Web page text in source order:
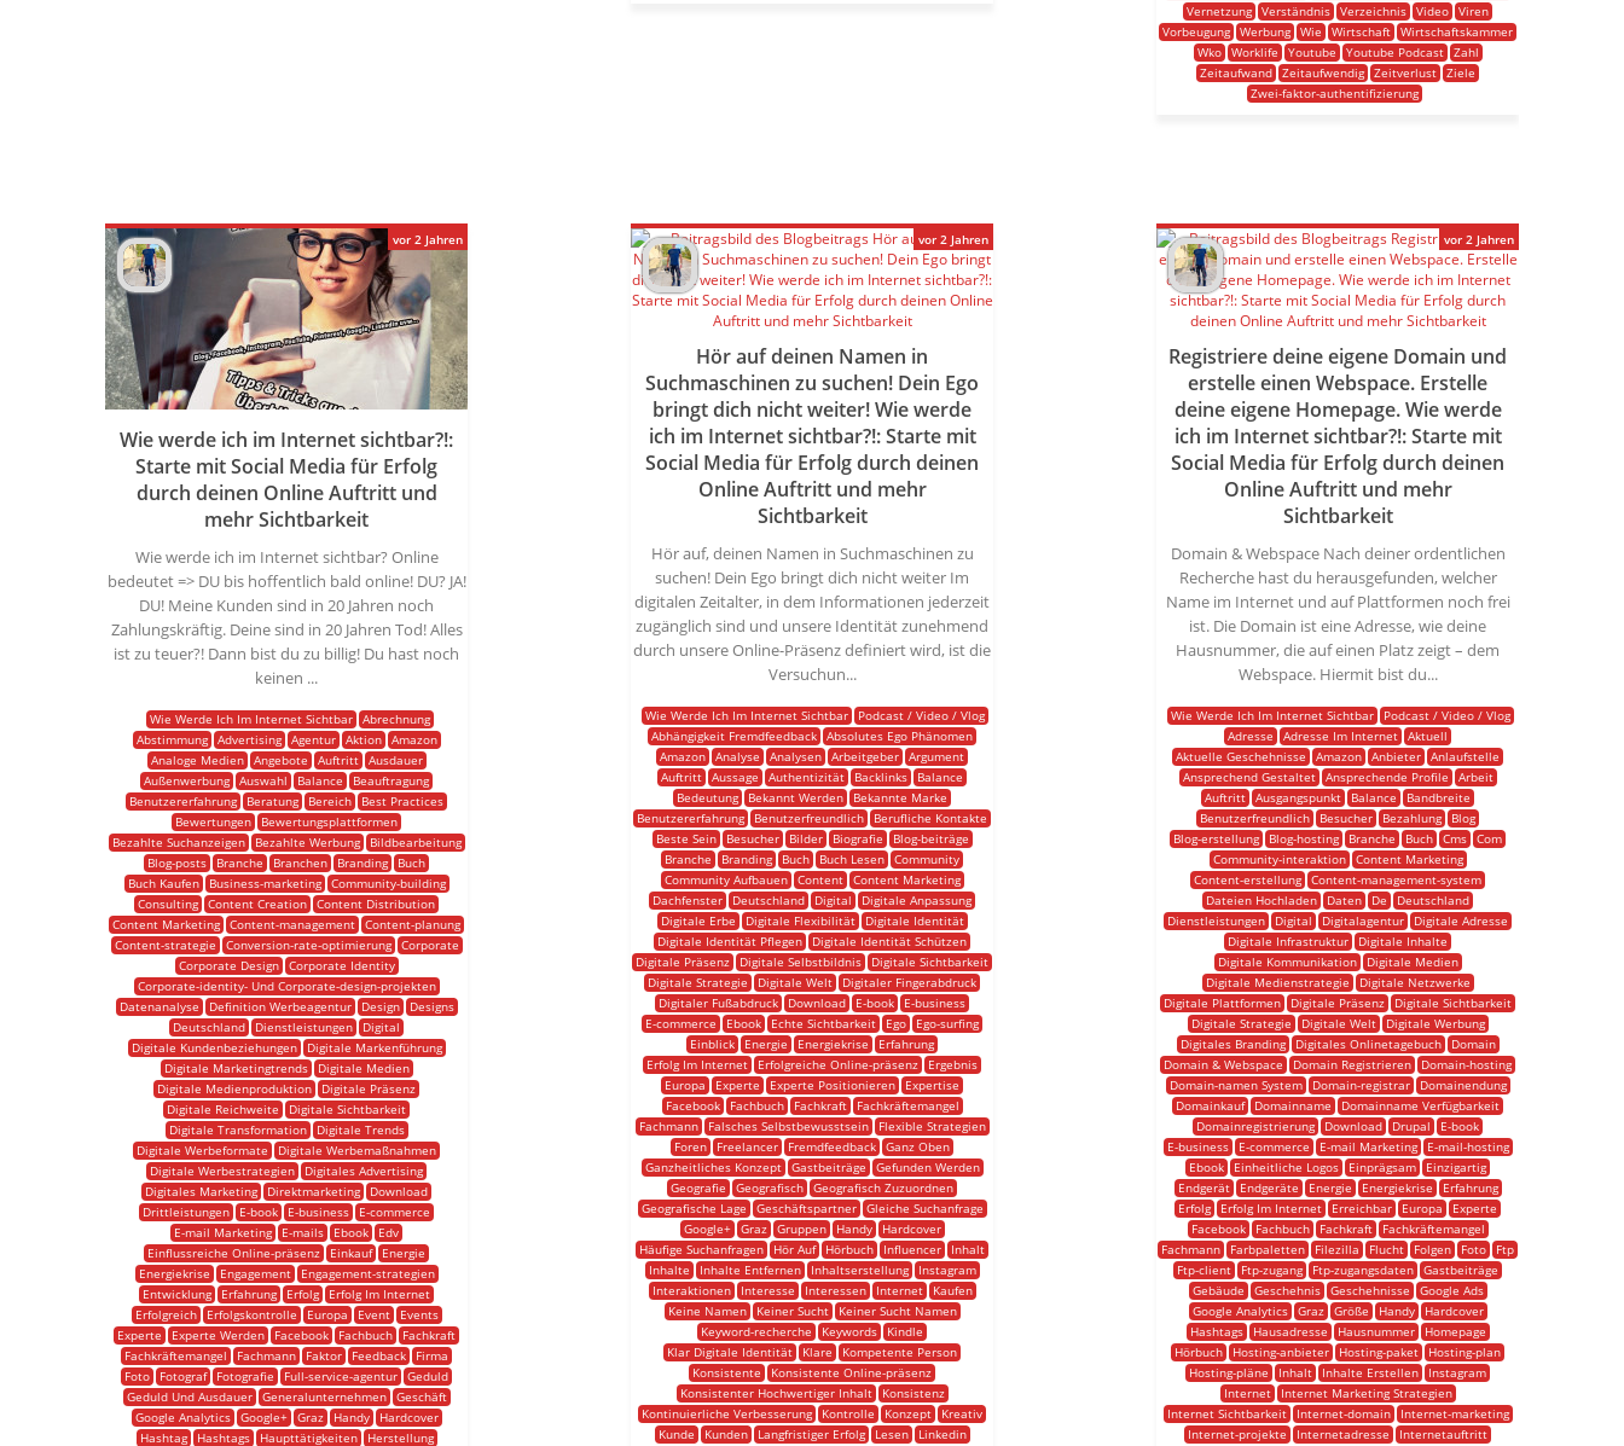
Vernetzung Verständnis Verzeichnis Video Viren
Vorbeugung Werbung Wie Wirtschaft Wirtschaftskammer
Wko
Worklife Youtube Youtube Podcast
Zahl
Zeitaufwand Zeitaufwendig Zeitverlust Ziele
Zwei-faktor-authentifizierung
Wie werde ich im Internet sichtbar?!:
Starte mit Social Media für Erfolg
durch deinen Online Auftritt und
mehr Sichtbarkeit
Wie werde ich im Internet sichtbar? Online
bedeutet => DU bis hoffentlich bald online! DU? JA!
DU! Meine Kunden sind in 20 Jahren noch
Zahlungskräftig. Deine sind in 20 Jahren Tod! Alles
ist zu teuer?! Dann bist du zu billig! Du hast noch
keinen ...
Wie Werde Ich Im Internet Sichtbar
Abrechnung
Abstimmung
Advertising Agentur Aktion
Amazon
Analoge Medien
Angebote Auftritt
Ausdauer
Außenwerbung Auswahl Balance
Beauftragung
Benutzererfahrung
Beratung Bereich
Best Practices
Bewertungen
Bewertungsplattformen
Bezahlte Suchanzeigen
Bezahlte Werbung
Bildbearbeitung
Blog-posts
Branche Branchen Branding
Buch
Buch Kaufen
Business-marketing
Community-building
Consulting Content Creation Content Distribution
Content Marketing Content-management Content-planung
Content-strategie
Conversion-rate-optimierung
Corporate
Corporate Design
Corporate Identity
Corporate-identity- Und Corporate-design-projekten
Datenanalyse
Definition Werbeagentur Design
Designs
Deutschland
Dienstleistungen
Digital
Digitale Kundenbeziehungen
Digitale Markenführung
Digitale Marketingtrends
Digitale Medien
Digitale Medienproduktion
Digitale Präsenz
Digitale Reichweite
Digitale Sichtbarkeit
Digitale Transformation
Digitale Trends
Digitale Werbeformate
Digitale Werbemaßnahmen
Digitale Werbestrategien
Digitales Advertising
Digitales Marketing
Direktmarketing
Download
Drittleistungen
E-book E-business
E-commerce
E-mail Marketing
E-mails Ebook
Edv
Einflussreiche Online-präsenz
Einkauf
Energie
Energiekrise
Engagement
Engagement-strategien
Entwicklung
Erfahrung Erfolg
Erfolg Im Internet
Erfolgreich
Erfolgskontrolle Europa Event
Events
Experte
Experte Werden Facebook Fachbuch
Fachkraft
Fachkräftemangel
Fachmann Faktor Feedback
Firma
Foto
Fotograf Fotografie Full-service-agentur Geduld
Geduld Und Ausdauer
Generalunternehmen
Geschäft
Google Analytics
Google+ Graz Handy
Hardcover
Hashtag
Hashtags Haupttätigkeiten Herstellung
vor 2 Jahren
Hör auf deinen Namen in
Suchmaschinen zu suchen! Dein Ego
bringt dich nicht weiter! Wie werde
ich im Internet sichtbar?!: Starte mit
Social Media für Erfolg durch deinen
Online Auftritt und mehr
Sichtbarkeit
Hör auf, deinen Namen in Suchmaschinen zu
suchen! Dein Ego bringt dich nicht weiter Im
digitalen Zeitalter, in dem Informationen jederzeit
zugänglich sind und unsere Identität zunehmend
durch unsere Online-Präsenz definiert wird, ist die
Versuchun...
Wie Werde Ich Im Internet Sichtbar
Podcast / Video / Vlog
Abhängigkeit Fremdfeedback Absolutes Ego Phänomen
Amazon Analyse Analysen Arbeitgeber Argument
Auftritt Aussage Authentizität Backlinks
Balance
Bedeutung
Bekannt Werden
Bekannte Marke
Benutzererfahrung
Benutzerfreundlich
Berufliche Kontakte
Beste Sein
Besucher Bilder Biografie
Blog-beiträge
Branche
Branding Buch Buch Lesen Community
Community Aufbauen
Content
Content Marketing
Dachfenster
Deutschland Digital
Digitale Anpassung
Digitale Erbe
Digitale Flexibilität
Digitale Identität
Digitale Identität Pflegen
Digitale Identität Schützen
Digitale Präsenz
Digitale Selbstbildnis
Digitale Sichtbarkeit
Digitale Strategie
Digitale Welt
Digitaler Fingerabdruck
Digitaler Fußabdruck
Download E-book
E-business
E-commerce
Ebook Echte Sichtbarkeit Ego
Ego-surfing
Einblick
Energie Energiekrise
Erfahrung
Erfolg Im Internet
Erfolgreiche Online-präsenz
Ergebnis
Europa
Experte Experte Positionieren
Expertise
Facebook
Fachbuch Fachkraft
Fachkräftemangel
Fachmann
Falsches Selbstbewusstsein
Flexible Strategien
Foren
Freelancer Fremdfeedback Ganz Oben
Ganzheitliches Konzept
Gastbeiträge
Gefunden Werden
Geografie
Geografisch Geografisch Zuzuordnen
Geografische Lage
Geschäftspartner
Gleiche Suchanfrage
Google+
Graz Gruppen Handy
Hardcover
Häufige Suchanfragen
Hör Auf Hörbuch Influencer
Inhalt
Inhalte
Inhalte Entfernen Inhaltserstellung
Instagram
Interaktionen
Interesse Interessen Internet
Kaufen
Keine Namen
Keiner Sucht
Keiner Sucht Namen
Keyword-recherche
Keywords
Kindle
Klar Digitale Identität
Klare
Kompetente Person
Konsistente
Konsistente Online-präsenz
Konsistenter Hochwertiger Inhalt
Konsistenz
Kontinuierliche Verbesserung
Kontrolle Konzept
Kreativ
Kunde
Kunden Langfristiger Erfolg Lesen Linkedin
vor 2 Jahren
Registriere deine eigene Domain und
erstelle einen Webspace. Erstelle
deine eigene Homepage. Wie werde
ich im Internet sichtbar?!: Starte mit
Social Media für Erfolg durch deinen
Online Auftritt und mehr
Sichtbarkeit
Domain & Webspace Nach deiner ordentlichen
Recherche hast du herausgefunden, welcher
Name im Internet und auf Plattformen noch frei
ist. Die Domain ist eine Adresse, wie deine
Hausnummer, die auf einen Platz zeigt – dem
Webspace. Hiermit bist du...
Wie Werde Ich Im Internet Sichtbar
Podcast / Video / Vlog
Adresse
Adresse Im Internet Aktuell
Aktuelle Geschehnisse
Amazon Anbieter Anlaufstelle
Ansprechend Gestaltet
Ansprechende Profile
Arbeit
Auftritt Ausgangspunkt Balance
Bandbreite
Benutzerfreundlich
Besucher Bezahlung
Blog
Blog-erstellung
Blog-hosting Branche Buch Cms Com
Community-interaktion
Content Marketing
Content-erstellung Content-management-system
Dateien Hochladen
Daten De
Deutschland
Dienstleistungen
Digital Digitalagentur
Digitale Adresse
Digitale Infrastruktur
Digitale Inhalte
Digitale Kommunikation
Digitale Medien
Digitale Medienstrategie
Digitale Netzwerke
Digitale Plattformen
Digitale Präsenz
Digitale Sichtbarkeit
Digitale Strategie
Digitale Welt
Digitale Werbung
Digitales Branding
Digitales Onlinetagebuch
Domain
Domain & Webspace
Domain Registrieren
Domain-hosting
Domain-namen System
Domain-registrar
Domainendung
Domainkauf
Domainname
Domainname Verfügbarkeit
Domainregistrierung
Download Drupal
E-book
E-business
E-commerce E-mail Marketing
E-mail-hosting
Ebook
Einheitliche Logos Einprägsam
Einzigartig
Endgerät
Endgeräte Energie Energiekrise
Erfahrung
Erfolg
Erfolg Im Internet Erreichbar Europa
Experte
Facebook
Fachbuch Fachkraft
Fachkräftemangel
Fachmann
Farbpaletten Filezilla Flucht Folgen Foto
Ftp
Ftp-client
Ftp-zugang Ftp-zugangsdaten Gastbeiträge
Gebäude
Geschehnis Geschehnisse
Google Ads
Google Analytics
Graz Größe Handy
Hardcover
Hashtags
Hausadresse Hausnummer
Homepage
Hörbuch
Hosting-anbieter Hosting-paket
Hosting-plan
Hosting-pläne
Inhalt Inhalte Erstellen
Instagram
Internet
Internet Marketing Strategien
Internet Sichtbarkeit
Internet-domain
Internet-marketing
Internet-projekte
Internetadresse Internetauftritt
vor 2 Jahren